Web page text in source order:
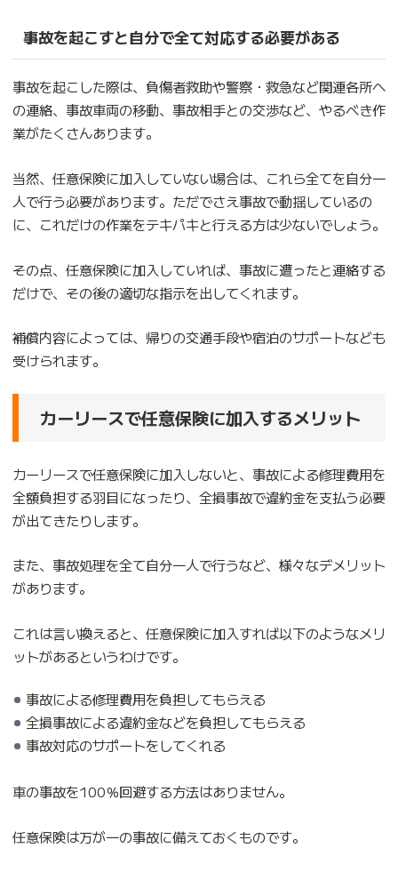
事故を起こすと自分で全て対応する必要がある
事故を起こした際は、負傷者救助や警察・救急など関連各所へ
の連絡、事故車両の移動、事故相手との交渉など、やるべき作
業がたくさんあります。
当然、任意保険に加入していない場合は、これら全てを自分一
人で行う必要があります。ただでさえ事故で動揺しているの
に、これだけの作業をテキパキと行える方は少ないでしょう。
その点、任意保険に加入していれば、事故に遭ったと連絡する
だけで、その後の適切な指示を出してくれます。
補償内容によっては、帰りの交通手段や宿泊のサポートなども
受けられます。
カーリースで任意保険に加入するメリット
カーリースで任意保険に加入しないと、事故による修理費用を
全額負担する羽目になったり、全損事故で違約金を支払う必要
が出てきたりします。
また、事故処理を全て自分一人で行うなど、様々なデメリット
があります。
これは言い換えると、任意保険に加入すれば以下のようなメリ
ットがあるというわけです。
事故による修理費用を負担してもらえる
全損事故による違約金などを負担してもらえる
事故対応のサポートをしてくれる
車の事故を100％回避する方法はありません。
任意保険は万が一の事故に備えておくものです。